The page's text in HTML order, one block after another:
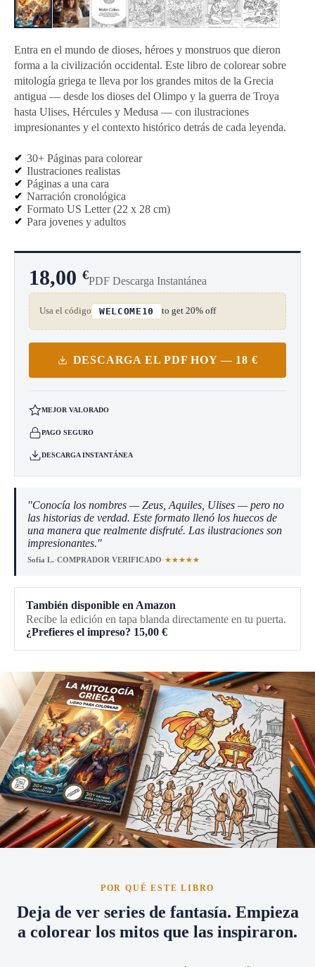
Entra en el mundo de dioses, héroes y monstruos que dieron
forma a la civilización occidental. Este libro de colorear sobre
mitología griega te lleva por los grandes mitos de la Grecia
antigua — desde los dioses del Olimpo y la guerra de Troya
hasta Ulises, Hércules y Medusa — con ilustraciones
impresionantes y el contexto histórico detrás de cada leyenda.
30+ Páginas para colorear
Ilustraciones realistas
Páginas a una cara
Narración cronológica
Formato US Letter (22 x 28 cm)
Para jovenes y adultos
18,00 €PDF Descarga Instantánea
Usa el código WELCOME10 to get 20% off
DESCARGA EL PDF HOY — 18 €
MEJOR VALORADO
PAGO SEGURO
DESCARGA INSTANTÁNEA
"Conocía los nombres — Zeus, Aquiles, Ulises — pero no
las historias de verdad. Este formato llenó los huecos de
una manera que realmente disfruté. Las ilustraciones son
impresionantes."
Sofía L.·COMPRADOR VERIFICADO·★★★★★
También disponible en Amazon
Recibe la edición en tapa blanda directamente en tu puerta.
¿Prefieres el impreso? 15,00 €
POR QUÉ ESTE LIBRO
Deja de ver series de fantasía. Empieza
a colorear los mitos que las inspiraron.